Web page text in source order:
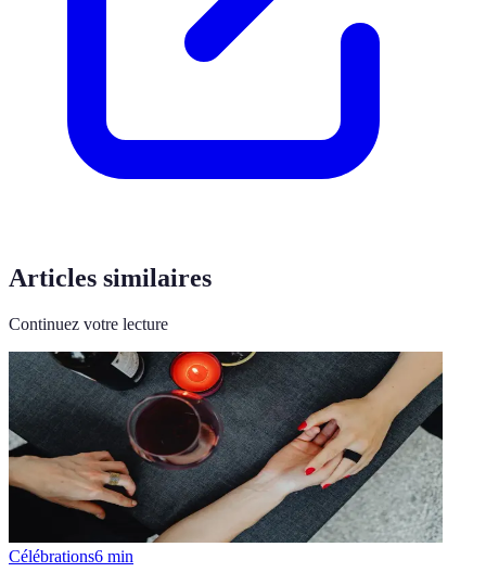
Articles similaires
Continuez votre lecture
Célébrations6 min